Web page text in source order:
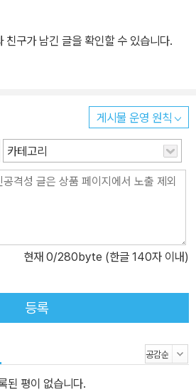
친구가 남긴 글을 확인할 수 있습니다.
게시물 운영 원칙
카테고리
현재 0/280byte (한글 140자 이내)
등록
된 평이 없습니다.